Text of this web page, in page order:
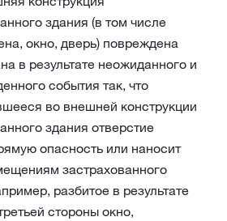
здания (в том числе
окно, дверь) повреждена
в результате неожиданного и
события так, что
во внешней конструкции
здания отверстие
опасность или наносит
застрахованного
разбитое в результате
стороны окно,